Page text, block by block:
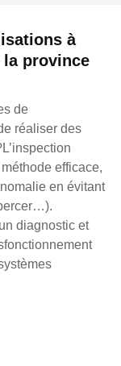
à
la province
de
réaliser des
efficace,
en évitant
diagnostic et